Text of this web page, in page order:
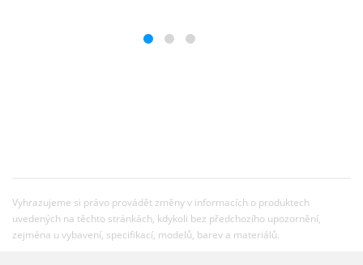
Vyhrazujeme si právo provádět změny v informacích o produktech
uvedených na těchto stránkách, kdykoli bez předchozího upozornění,
zejména u vybavení, specifikací, modelů, barev a materiálů.